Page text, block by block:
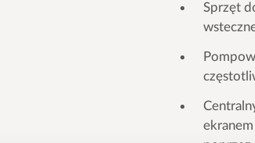
Sprzęt